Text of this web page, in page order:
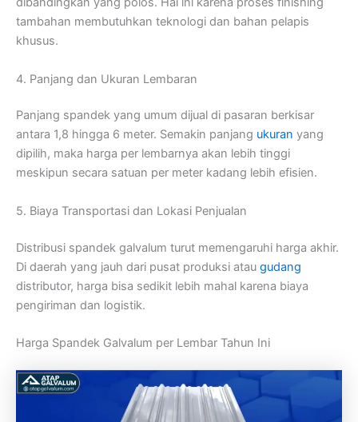
tambahan membutuhkan teknologi dan bahan pelapis
khusus.
4. Panjang dan Ukuran Lembaran
Panjang spandek yang umum dijual di pasaran berkisar
antara 1,8 hingga 6 meter. Semakin panjang ukuran yang
dipilih, maka harga per lembarnya akan lebih tinggi
meskipun secara satuan per meter kadang lebih efisien.
5. Biaya Transportasi dan Lokasi Penjualan
Distribusi spandek galvalum turut memengaruhi harga akhir.
Di daerah yang jauh dari pusat produksi atau gudang
distributor, harga bisa sedikit lebih mahal karena biaya
pengiriman dan logistik.
Harga Spandek Galvalum per Lembar Tahun Ini